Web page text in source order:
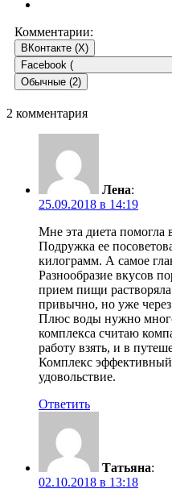
Комментарии:
ВКонтакте (X)
Facebook (
Обычные (2)
2 комментария
Лена:
25.09.2018 в 14:19
Мне эта диета помогла
Подружка ее
килограмм. А самое
Разнообразие вкусов
прием пищи
привычно, но уже
Плюс воды нужно
комплекса считаю
работу взять, и в
Комплекс
удовольствие.
Ответить
Татьяна:
02.10.2018 в 13:18